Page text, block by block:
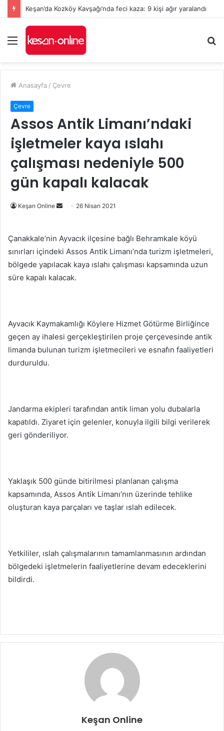
Keşan’da Kozköy Kavşağı’nda feci kaza: 9 kişi ağır yaralandı
Menü
...
Anasayfa / Çevre
Çevre
Assos Antik Limanı’ndaki
işletmeler kaya ıslahı
çalışması nedeniyle 500
gün kapalı kalacak
Keşan Online
Bir
göndermek
26 Nisan 2021
Çanakkale’nin Ayvacık ilçesine bağlı Behramkale köyü
sınırları içindeki Assos Antik Limanı’nda turizm işletmeleri,
bölgede yapılacak kaya ıslahı çalışması kapsamında uzun
süre kapalı kalacak.
Ayvacık Kaymakamlığı Köylere Hizmet Götürme Birliğince
geçen ay ihalesi gerçekleştirilen proje çerçevesinde antik
limanda bulunan turizm işletmecileri ve esnafın faaliyetleri
durduruldu.
Jandarma ekipleri tarafından antik liman yolu dubalarla
kapatıldı. Ziyaret için gelenler, konuyla ilgili bilgi verilerek
geri gönderiliyor.
Yaklaşık 500 günde bitirilmesi planlanan çalışma
kapsamında, Assos Antik Limanı’nın üzerinde tehlike
oluşturan kaya parçaları ve taşlar ıslah edilecek.
Yetkililer, ıslah çalışmalarının tamamlanmasının ardından
bölgedeki işletmelerin faaliyetlerine devam edeceklerini
bildirdi.
Keşan Online